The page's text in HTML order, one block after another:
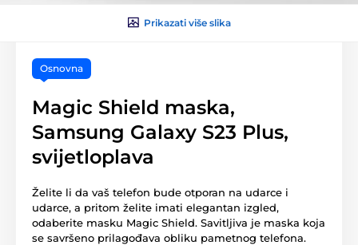
Prikazati više slika
Osnovna
Magic Shield maska,
Samsung Galaxy S23 Plus,
svijetloplava
Želite li da vaš telefon bude otporan na udarce i
udarce, a pritom želite imati elegantan izgled,
odaberite masku Magic Shield. Savitljiva je maska koja
se savršeno prilagođava obliku pametnog telefona.